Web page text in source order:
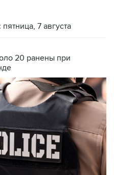
7 августа
20 ранены при